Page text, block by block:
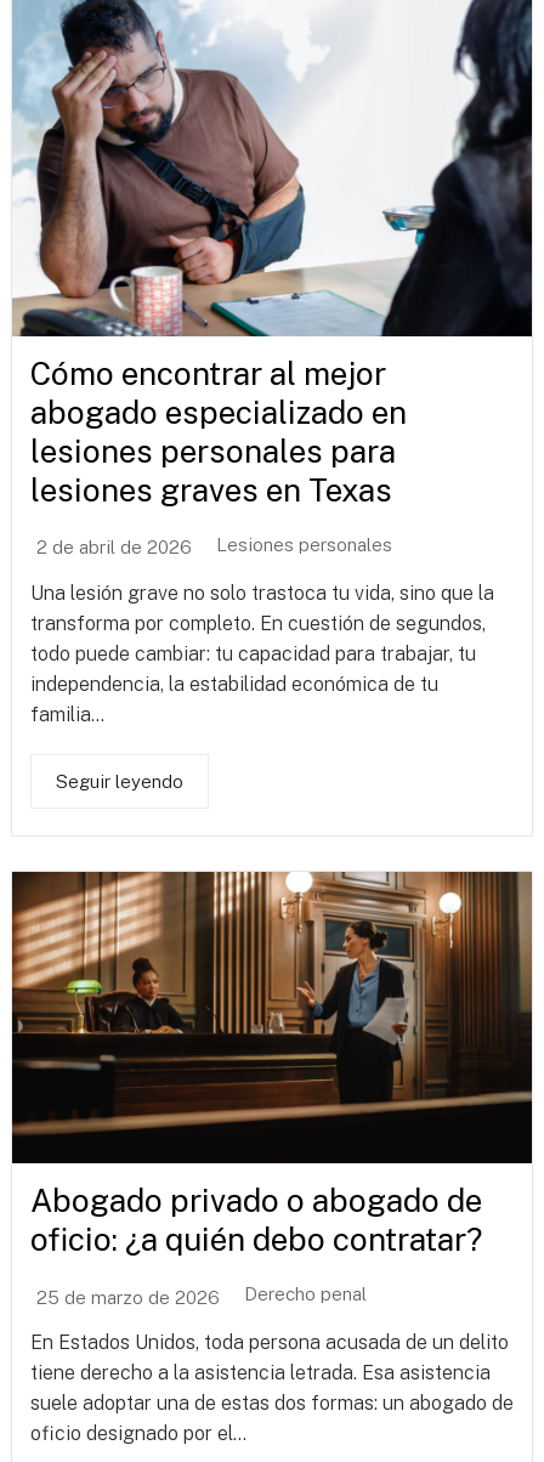
Cómo encontrar al mejor
abogado especializado en
lesiones personales para
lesiones graves en Texas
2 de abril de 2026 Lesiones personales
Una lesión grave no solo trastoca tu vida, sino que la
transforma por completo. En cuestión de segundos,
todo puede cambiar: tu capacidad para trabajar, tu
independencia, la estabilidad económica de tu
familia...
Seguir leyendo
Abogado privado o abogado de
oficio: ¿a quién debo contratar?
25 de marzo de 2026 Derecho penal
En Estados Unidos, toda persona acusada de un delito
tiene derecho a la asistencia letrada. Esa asistencia
suele adoptar una de estas dos formas: un abogado de
oficio designado por el...